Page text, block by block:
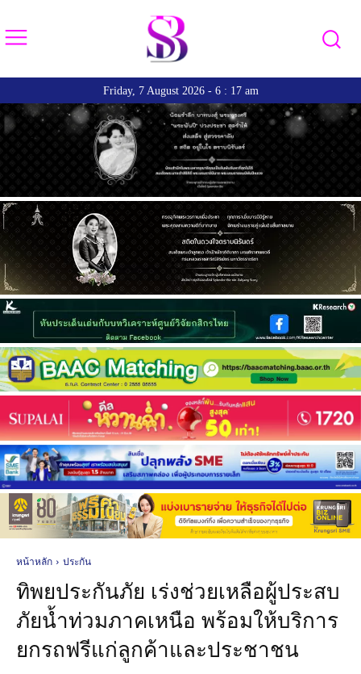
Friday, 7 August 2026 - 6 : 17 am
หน้าหลัก ประกัน
ทิพยประกันภัย เร่งช่วยเหลือผู้ประสบ
ภัยน้ำท่วมภาคเหนือ พร้อมให้บริการ
ยกรถฟรีแก่ลูกค้าและประชาชน